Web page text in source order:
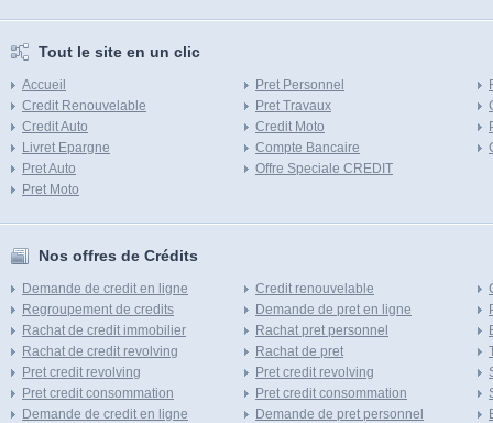
Tout le site en un clic
Accueil
Credit Renouvelable
Credit Auto
Livret Epargne
Pret Auto
Pret Moto
Pret Personnel
Pret Travaux
Credit Moto
Compte Bancaire
Offre Speciale CREDIT
Nos offres de Crédits
Demande de credit en ligne
Regroupement de credits
Rachat de credit immobilier
Rachat de credit revolving
Pret credit revolving
Pret credit consommation
Demande de credit en ligne
Credit renouvelable
Demande de pret en ligne
Rachat pret personnel
Rachat de pret
Pret credit revolving
Pret credit consommation
Demande de pret personnel